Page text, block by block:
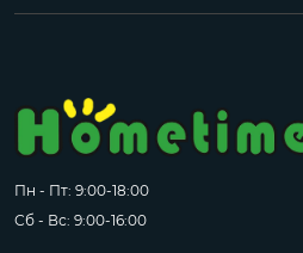
Пн - Пт: 9:00-18:00
Сб - Вс: 9:00-16:00